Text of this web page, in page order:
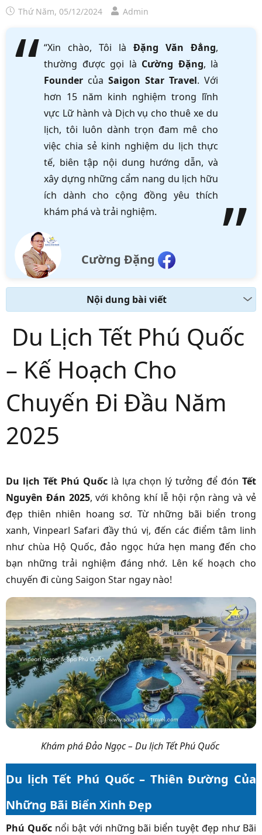
Thứ Năm, 05/12/2024 Admin
“Xin chào, Tôi là Đặng Văn Đẳng,
thường được gọi là Cường Đặng, là
Founder của Saigon Star Travel. Với
hơn 15 năm kinh nghiệm trong lĩnh
vực Lữ hành và Dịch vụ cho thuê xe du
lịch, tôi luôn dành trọn đam mê cho
việc chia sẻ kinh nghiệm du lịch thực
tế, biên tập nội dung hướng dẫn, và
xây dựng những cẩm nang du lịch hữu
ích dành cho cộng đồng yêu thích
khám phá và trải nghiệm.
Cường Đặng
Nội dung bài viết
Du Lịch Tết Phú Quốc
– Kế Hoạch Cho
Chuyến Đi Đầu Năm
2025
Du lịch Tết Phú Quốclà lựa chọn lý tưởng để đónTết
Nguyên Đán 2025, với không khí lễ hội rộn ràng và vẻ
đẹp thiên nhiên hoang sơ. Từ những bãi biển trong
xanh, Vinpearl Safari đầy thú vị, đến các điểm tâm linh
như chùa Hộ Quốc, đảo ngọc hứa hẹn mang đến cho
bạn những trải nghiệm đáng nhớ. Lên kế hoạch cho
chuyến đi cùng Saigon Star ngay nào!
Khám phá Đảo Ngọc – Du lịch Tết Phú Quốc
Du lịch Tết Phú Quốc – Thiên Đường Của
Những Bãi Biển Xinh Đẹp
Phú Quốc nổi bật với những bãi biển tuyệt đẹp như Bãi